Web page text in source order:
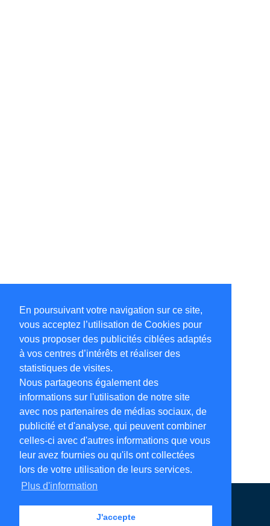
En poursuivant votre navigation sur ce site,
vous acceptez l’utilisation de Cookies pour
vous proposer des publicités ciblées adaptés
à vos centres d’intérêts et réaliser des
statistiques de visites.
Nous partageons également des
informations sur l'utilisation de notre site
avec nos partenaires de médias sociaux, de
publicité et d'analyse, qui peuvent combiner
celles-ci avec d'autres informations que vous
leur avez fournies ou qu'ils ont collectées
lors de votre utilisation de leurs services.
Plus d'information
J'accepte
Annuaire en ligne Légales Contact